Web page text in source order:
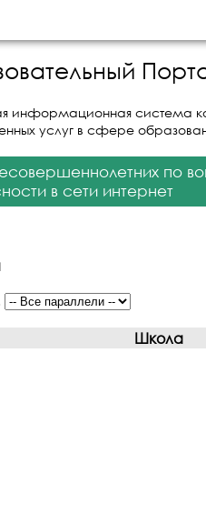
информационная система
услуг в сфере
по
в сети интернет
Школа